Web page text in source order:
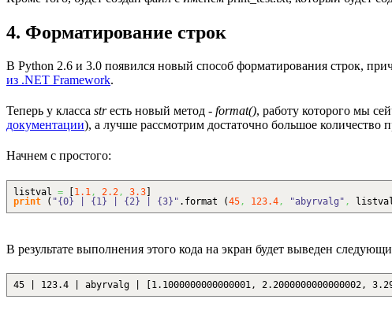
4. Форматирование строк
В Python 2.6 и 3.0 появился новый способ форматирования строк,
из .NET Framework.
Теперь у класса strесть новый метод - format(), работу которого мы
документации), а лучше рассмотрим достаточно большое количество
Начнем с простого:
listval = [1.1 , 2.2 , 3.3]
print
( "{0} | {1} | {2} | {3}" . format (45 , 123.4 , "abyrvalg" , listval
В результате выполнения этого кода на экран будет выведен
45 | 123.4 | abyrvalg | [1.1000000000000001, 2.2000000000000002,